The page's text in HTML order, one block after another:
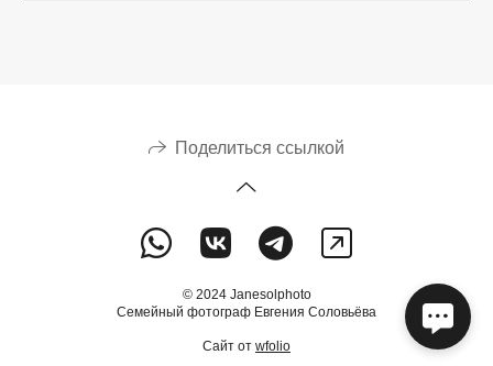
Поделиться ссылкой
© 2024 Janesolphoto
Семейный фотограф Евгения Соловьёва
Сайт от wfolio